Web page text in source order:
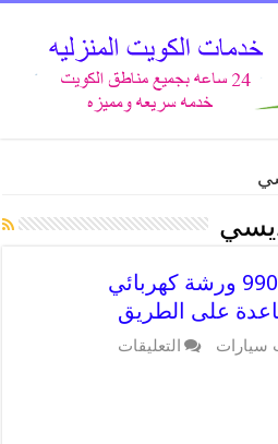
كراج اوديسي 99009551 ورشة كهربائي
على الطريق
سيارات التعليقات